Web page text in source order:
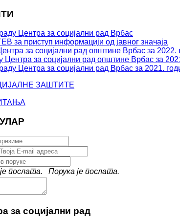
Центра за социјални рад Врбас
за приступ информацији од јавног значаја
за социјални рад општине Врбас за 2022.
Центра за социјални рад општине Врбас за
Центра за социјални рад Врбас за 2021.
ЗАШТИТЕ
послата.
Порука је послата.
за социјални рад